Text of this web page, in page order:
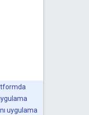
uygulama